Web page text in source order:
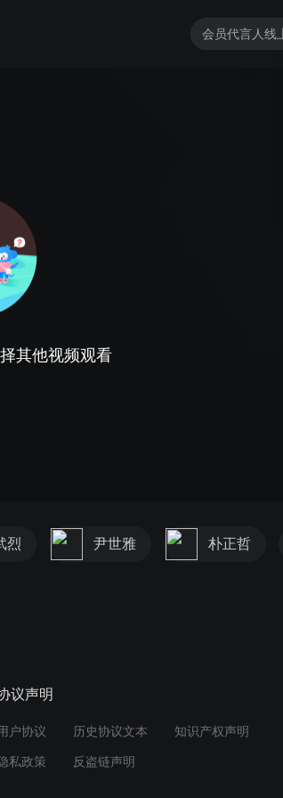
其他视频观看
烈 尹世雅 朴正哲
议声明
户协议 历史协议文本 知识产权声明
私政策 反盗链声明